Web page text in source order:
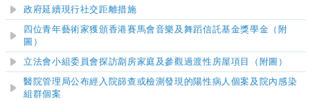
政府延續現行社交距離措施
四位青年藝術家獲頒香港賽馬會音樂及舞蹈信託基金獎學金（附
圖）
立法會小組委員會探訪劏房家庭及參觀過渡性房屋項目（附圖）
醫院管理局公布經入院篩查或檢測發現的陽性病人個案及院內感染
組 群個案